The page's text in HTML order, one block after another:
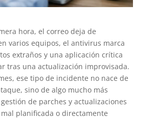
hora, el correo deja de
varios equipos, el antivirus marca
extraños y una aplicación crítica
tras una actualización improvisada.
ese tipo de incidente no nace de
sino de algo mucho más
de parches y actualizaciones
planificada o directamente